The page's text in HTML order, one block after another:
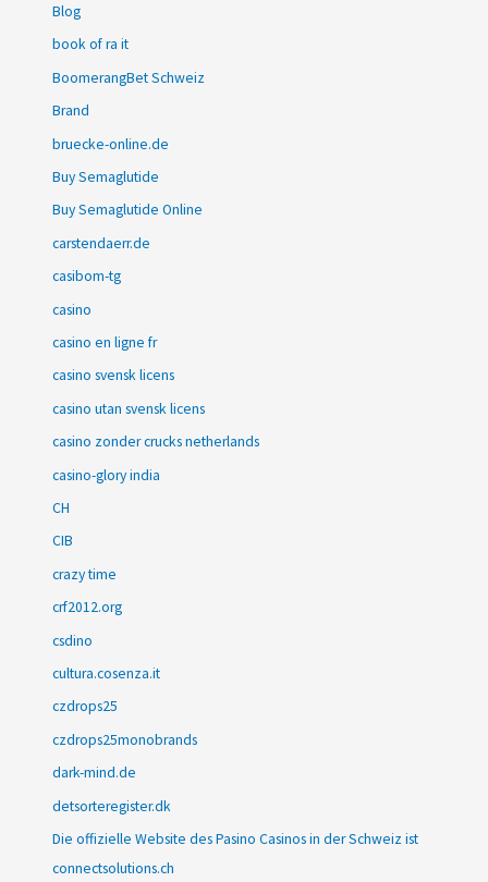
Blog
book of ra it
BoomerangBet Schweiz
Brand
bruecke-online.de
Buy Semaglutide
Buy Semaglutide Online
carstendaerr.de
casibom-tg
casino
casino en ligne fr
casino svensk licens
casino utan svensk licens
casino zonder crucks netherlands
casino-glory india
CH
CIB
crazy time
crf2012.org
csdino
cultura.cosenza.it
czdrops25
czdrops25monobrands
dark-mind.de
detsorteregister.dk
Die offizielle Website des Pasino Casinos in der Schweiz ist
connectsolutions.ch